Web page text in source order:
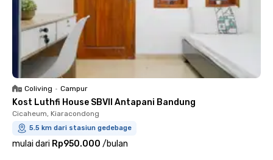
Coliving • Campur
Kost Luthfi House SBVII Antapani Bandung
Cicaheum, Kiaracondong
5.5 km dari stasiun gedebage
mulai dari Rp950.000 /bulan